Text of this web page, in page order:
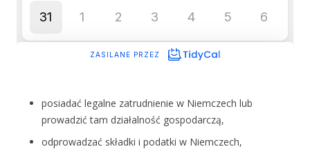
posiadać legalne zatrudnienie w Niemczech lub
prowadzić tam działalność gospodarczą,
odprowadzać składki i podatki w Niemczech,